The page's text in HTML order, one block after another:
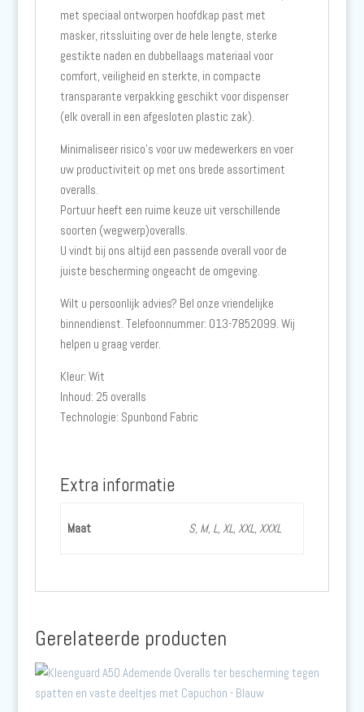
met speciaal ontworpen hoofdkap past met
masker, ritssluiting over de hele lengte, sterke
gestikte naden en dubbellaags materiaal voor
comfort, veiligheid en sterkte, in compacte
transparante verpakking geschikt voor dispenser
(elk overall in een afgesloten plastic zak).
Minimaliseer risico’s voor uw medewerkers en voer
uw productiviteit op met ons brede assortiment
overalls.
Portuur heeft een ruime keuze uit verschillende
soorten (wegwerp)overalls.
U vindt bij ons altijd een passende overall voor de
juiste bescherming ongeacht de omgeving.
Wilt u persoonlijk advies? Bel onze vriendelijke
binnendienst. Telefoonnummer: 013-7852099. Wij
helpen u graag verder.
Kleur: Wit
Inhoud: 25 overalls
Technologie: Spunbond Fabric
Extra informatie
Maat S, M, L, XL, XXL, XXXL
Gerelateerde producten